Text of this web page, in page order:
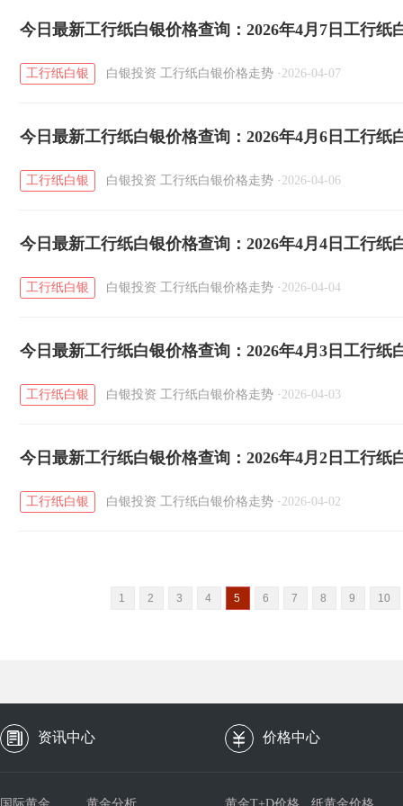
今日最新工行纸白银价格查询：2026年4月7日工行纸
工行纸白银 白银投资 工行纸白银价格走势 · 2026-04-07
今日最新工行纸白银价格查询：2026年4月6日工行纸
工行纸白银 白银投资 工行纸白银价格走势 · 2026-04-06
今日最新工行纸白银价格查询：2026年4月4日工行纸
工行纸白银 白银投资 工行纸白银价格走势 · 2026-04-04
今日最新工行纸白银价格查询：2026年4月3日工行纸
工行纸白银 白银投资 工行纸白银价格走势 · 2026-04-03
今日最新工行纸白银价格查询：2026年4月2日工行纸
工行纸白银 白银投资 工行纸白银价格走势 · 2026-04-02
1 2 3 4 5 6 7 8 9 10
资讯中心 价格中心